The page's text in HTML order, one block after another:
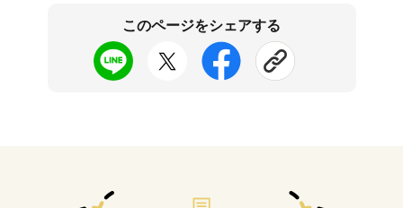
このページをシェアする